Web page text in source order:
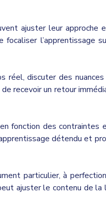
ajuster leur approche
l’apprentissage
réel, discuter des
recevoir un retour
fonction des contraintes
détendu et
particulier, à
ajuster le contenu de la